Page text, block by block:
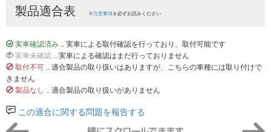
製品適合表 ※注意事項を必ずお読みください
実車確認済み .. 実車による取付確認を行っており、取付可能です
実車未確認 .. 実車による確認はまだ行っておりません
取付不可 .. 適合製品の取り扱いはありますが、こちらの車種には取り付けで
きません
製品なし .. 適合製品の取り扱いがありません
この適合に関する問題を報告する